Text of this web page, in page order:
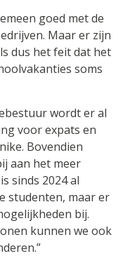
goed met de
Maar er zijn
dus het feit dat het
soms
wordt er al
voor expats en
Bovendien
aan het meer
sinds 2024 al
studenten, maar er
bij.
kunnen we ook